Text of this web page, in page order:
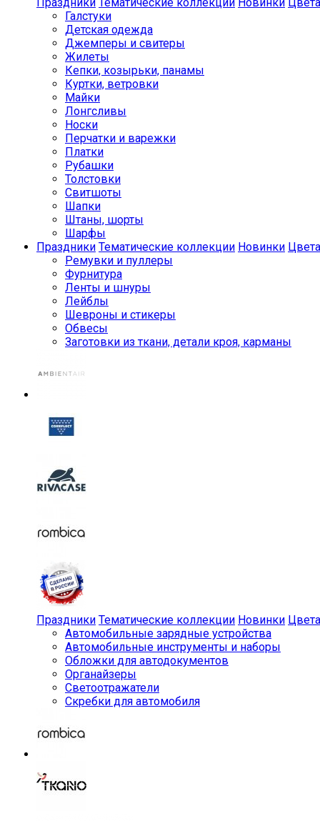
Галстуки
Детская одежда
Джемперы и свитеры
Жилеты
Кепки, козырьки, панамы
Куртки, ветровки
Майки
Лонгсливы
Носки
Перчатки и варежки
Платки
Рубашки
Толстовки
Свитшоты
Шапки
Штаны, шорты
Шарфы
Праздники Тематические коллекции Новинки Цвета
Ремувки и пуллеры
Фурнитура
Ленты и шнуры
Лейблы
Шевроны и стикеры
Обвесы
Заготовки из ткани, детали кроя, карманы
Праздники Тематические коллекции Новинки Цвета
Автомобильные зарядные устройства
Автомобильные инструменты и наборы
Обложки для автодокументов
Органайзеры
Светоотражатели
Скребки для автомобиля